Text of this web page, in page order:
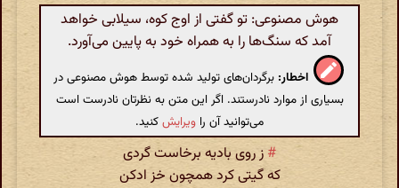
هوش مصنوعی: تو گفتی از اوج کوه، سیلابی خواهد
آمد که سنگ‌ها را به همراه خود به پایین می‌آورد.
اخطار: برگردان‌های تولید شده توسط هوش مصنوعی در
بسیاری از موارد نادرستند. اگر این متن به نظرتان نادرست است
می‌توانید آن را ویرایشکنید.
# ز روی بادیه برخاست گردی
که گیتی کرد همچون خز ادکن